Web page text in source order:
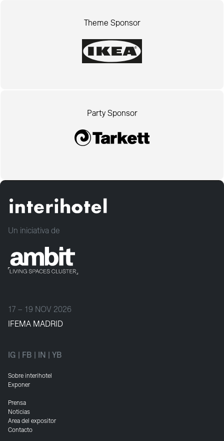
Theme Sponsor
Party Sponsor
Un iniciativa de
17 – 19 NOV 2026
IFEMA MADRID
IG FB IN YB
Sobre interihotel
Exponer
Prensa
Noticias
Area del expositor
Contacto